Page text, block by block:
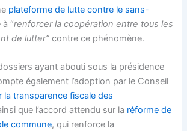
plateforme de lutte contre le sans-
“renforcer la coopération entre tous les
de lutter”contre ce phénomène.
ayant abouti sous la présidence
également l’adoption par le Conseil
la transparence fiscale des
que l’accord attendu sur la réforme de
commune, qui renforce la